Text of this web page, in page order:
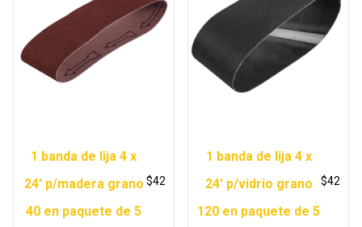
1 banda de lija 4 x
24′ p/madera grano
40 en paquete de 5
$42
1 banda de lija 4 x
24′ p/vidrio grano
120 en paquete de 5
$42